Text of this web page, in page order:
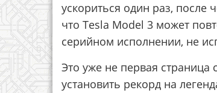
ускориться один раз, после
что Tesla Model 3 может
серийном исполнении, не
Это уже не первая
установить рекорд на